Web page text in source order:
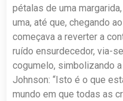
pétalas de uma
uma, até que, chegando
começava a rever­ter a
ruído ensurdecedor, via-
cogumelo, simbolizando
Johnson: “Isto é o que
mundo em que todas as